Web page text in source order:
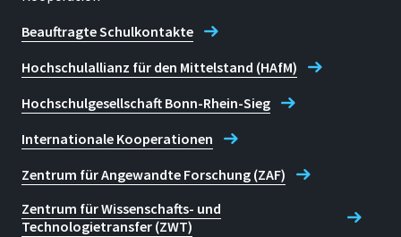
Beauftragte Schulkontakte
Hochschulallianz für den Mittelstand (HAfM)
Hochschulgesellschaft Bonn-Rhein-Sieg
Internationale Kooperationen
Zentrum für Angewandte Forschung (ZAF)
Zentrum für Wissenschafts- und
Technologietransfer (ZWT)